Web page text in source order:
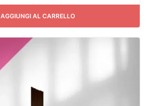
AGGIUNGI AL CARRELLO